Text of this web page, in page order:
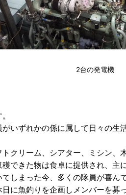
2台の発電機
いずれかの係に属して日々の生
クリーム、シアター、ミシン、
できた物は食卓に提供され、
しまった今、多くの隊員が喜ん
に魚釣りを企画しメンバーを募